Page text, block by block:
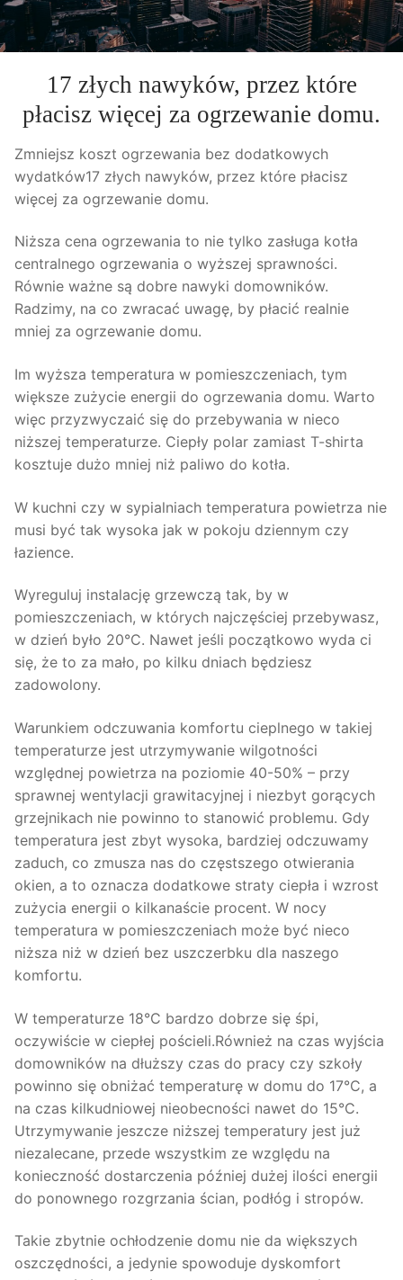
17 złych nawyków, przez które
płacisz więcej za ogrzewanie domu.
Zmniejsz koszt ogrzewania bez dodatkowych
wydatków17 złych nawyków, przez które płacisz
więcej za ogrzewanie domu.
Niższa cena ogrzewania to nie tylko zasługa kotła
centralnego ogrzewania o wyższej sprawności.
Równie ważne są dobre nawyki domowników.
Radzimy, na co zwracać uwagę, by płacić realnie
mniej za ogrzewanie domu.
Im wyższa temperatura w pomieszczeniach, tym
większe zużycie energii do ogrzewania domu. Warto
więc przyzwyczaić się do przebywania w nieco
niższej temperaturze. Ciepły polar zamiast T-shirta
kosztuje dużo mniej niż paliwo do kotła.
W kuchni czy w sypialniach temperatura powietrza nie
musi być tak wysoka jak w pokoju dziennym czy
łazience.
Wyreguluj instalację grzewczą tak, by w
pomieszczeniach, w których najczęściej przebywasz,
w dzień było 20°C. Nawet jeśli początkowo wyda ci
się, że to za mało, po kilku dniach będziesz
zadowolony.
Warunkiem odczuwania komfortu cieplnego w takiej
temperaturze jest utrzymywanie wilgotności
względnej powietrza na poziomie 40-50% – przy
sprawnej wentylacji grawitacyjnej i niezbyt gorących
grzejnikach nie powinno to stanowić problemu. Gdy
temperatura jest zbyt wysoka, bardziej odczuwamy
zaduch, co zmusza nas do częstszego otwierania
okien, a to oznacza dodatkowe straty ciepła i wzrost
zużycia energii o kilkanaście procent. W nocy
temperatura w pomieszczeniach może być nieco
niższa niż w dzień bez uszczerbku dla naszego
komfortu.
W temperaturze 18°C bardzo dobrze się śpi,
oczywiście w ciepłej pościeli.Również na czas wyjścia
domowników na dłuższy czas do pracy czy szkoły
powinno się obniżać temperaturę w domu do 17°C, a
na czas kilkudniowej nieobecności nawet do 15°C.
Utrzymywanie jeszcze niższej temperatury jest już
niezalecane, przede wszystkim ze względu na
konieczność dostarczenia później dużej ilości energii
do ponownego rozgrzania ścian, podłóg i stropów.
Takie zbytnie ochłodzenie domu nie da większych
oszczędności, a jedynie spowoduje dyskomfort